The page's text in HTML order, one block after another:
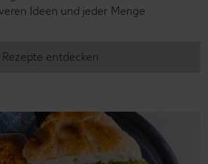
Ideen und jeder Menge
Rezepte entdecken